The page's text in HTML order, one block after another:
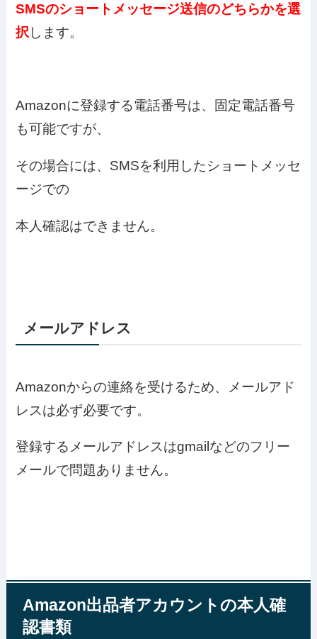
SMSのショートメッセージ送信のどちらかを選
択 します。
Amazonに登録する電話番号は、固定電話番号
も可能ですが、
その場合には、SMSを利用したショートメッセ
ージでの
本人確認はできません。
メールアドレス
Amazonからの連絡を受けるため、メールアド
レスは必ず必要です。
登録するメールアドレスはgmailなどのフリー
メールで問題ありません。
Amazon出品者アカウントの本人確
認書類